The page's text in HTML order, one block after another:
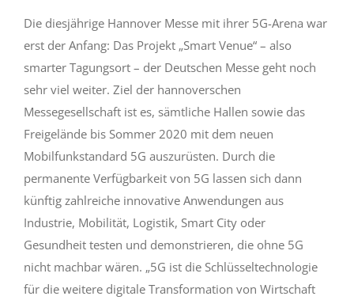
Die diesjährige Hannover Messe mit ihrer 5G-Arena war
erst der Anfang: Das Projekt „Smart Venue“ – also
smarter Tagungsort – der Deutschen Messe geht noch
sehr viel weiter. Ziel der hannoverschen
Messegesellschaft ist es, sämtliche Hallen sowie das
Freigelände bis Sommer 2020 mit dem neuen
Mobilfunkstandard 5G auszurüsten. Durch die
permanente Verfügbarkeit von 5G lassen sich dann
künftig zahlreiche innovative Anwendungen aus
Industrie, Mobilität, Logistik, Smart City oder
Gesundheit testen und demonstrieren, die ohne 5G
nicht machbar wären. „5G ist die Schlüsseltechnologie
für die weitere digitale Transformation von Wirtschaft